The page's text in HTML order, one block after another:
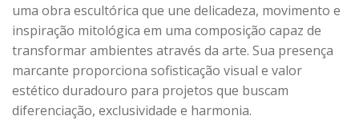
uma obra escultórica que une delicadeza, movimento e
inspiração mitológica em uma composição capaz de
transformar ambientes através da arte. Sua presença
marcante proporciona sofisticação visual e valor
estético duradouro para projetos que buscam
diferenciação, exclusividade e harmonia.